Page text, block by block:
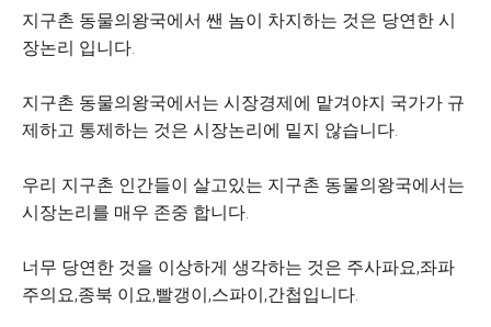
지구촌 동물의왕국에서 쌘 놈이 차지하는 것은 당연한 시
장논리 입니다.
지구촌 동물의왕국에서는 시장경제에 맡겨야지 국가가 규
제하고 통제하는 것은 시장논리에 밑지 않습니다.
우리 지구촌 인간들이 살고있는 지구촌 동물의왕국에서는
시장논리를 매우 존중 합니다.
너무 당연한 것을 이상하게 생각하는 것은 주사파요,좌파
주의요,종북 이요,빨갱이,스파이,간첩입니다.